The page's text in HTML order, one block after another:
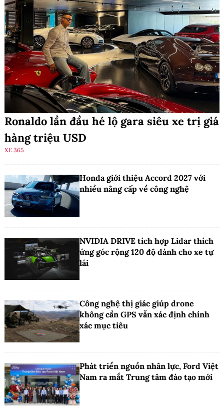
Ronaldo lần đầu hé lộ gara siêu xe trị giá
hàng triệu USD
XE 365
Honda giới thiệu Accord 2027 với
nhiều nâng cấp về công nghệ
NVIDIA DRIVE tích hợp Lidar thích
ứng góc rộng 120 độ dành cho xe tự
lái
Công nghệ thị giác giúp drone
không cần GPS vẫn xác định chính
xác mục tiêu
Phát triển nguồn nhân lực, Ford Việt
Nam ra mắt Trung tâm đào tạo mới